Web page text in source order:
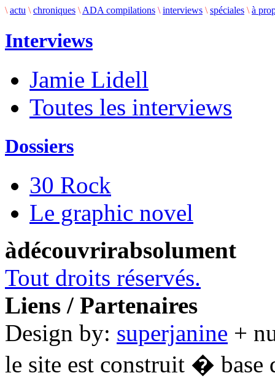
\ actu \ chroniques \ ADA compilations \ interviews \ spéciales \ à
Interviews
Jamie Lidell
Toutes les interviews
Dossiers
30 Rock
Le graphic novel
àdécouvrirabsolument
Tout droits réservés.
Liens / Partenaires
Design by: superjanine +
le site est construit � base